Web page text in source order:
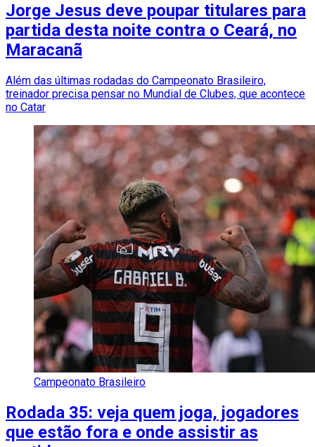
Jorge Jesus deve poupar titulares para
partida desta noite contra o Ceará, no
Maracanã
Além das últimas rodadas do Campeonato Brasileiro,
treinador precisa pensar no Mundial de Clubes, que acontece
no Catar
Campeonato Brasileiro
Rodada 35: veja quem joga, jogadores
que estão fora e onde assistir as